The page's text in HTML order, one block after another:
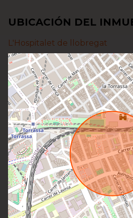
UBICACIÓN DEL
L'Hospitalet de llobregat